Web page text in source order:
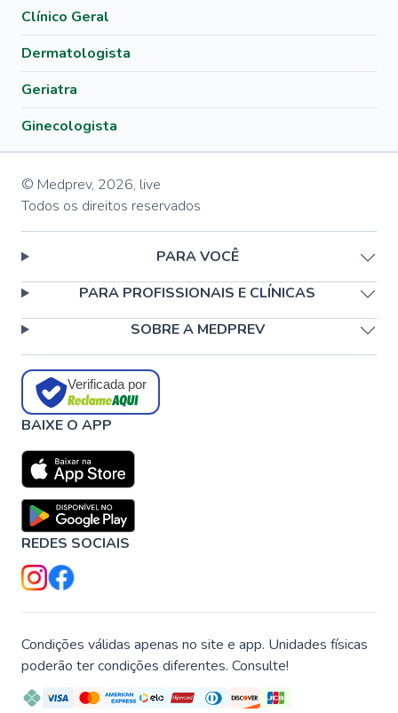
Clínico Geral
Dermatologista
Geriatra
Ginecologista
© Medprev, 2026, live
Todos os direitos reservados
PARA VOCÊ
PARA PROFISSIONAIS E CLÍNICAS
SOBRE A MEDPREV
Verificada por
BAIXE O APP
REDES SOCIAIS
Condições válidas apenas no site e app. Unidades físicas
poderão ter condições diferentes. Consulte!